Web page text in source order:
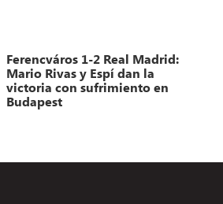
Ferencváros 1-2 Real Madrid:
Mario Rivas y Espí dan la
victoria con sufrimiento en
Budapest